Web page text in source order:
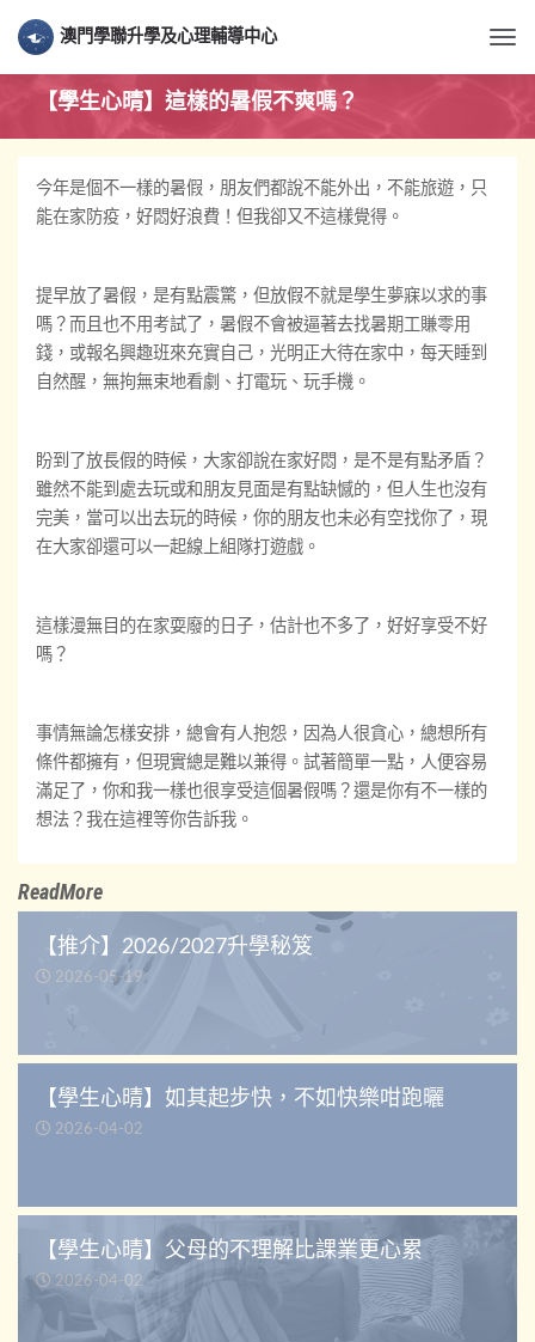
澳門學聯升學及心理輔導中心
【學生心晴】這樣的暑假不爽嗎？
今年是個不一樣的暑假，朋友們都說不能外出，不能旅遊，只
能在家防疫，好悶好浪費！但我卻又不這樣覺得。
提早放了暑假，是有點震驚，但放假不就是學生夢寐以求的事
嗎？而且也不用考試了，暑假不會被逼著去找暑期工賺零用
錢，或報名興趣班來充實自己，光明正大待在家中，每天睡到
自然醒，無拘無束地看劇、打電玩、玩手機。
盼到了放長假的時候，大家卻說在家好悶，是不是有點矛盾？
雖然不能到處去玩或和朋友見面是有點缺憾的，但人生也沒有
完美，當可以出去玩的時候，你的朋友也未必有空找你了，現
在大家卻還可以一起線上組隊打遊戲。
這樣漫無目的在家耍廢的日子，估計也不多了，好好享受不好
嗎？
事情無論怎樣安排，總會有人抱怨，因為人很貪心，總想所有
條件都擁有，但現實總是難以兼得。試著簡單一點，人便容易
滿足了，你和我一樣也很享受這個暑假嗎？還是你有不一樣的
想法？我在這裡等你告訴我。
ReadMore
【推介】2026/2027升學秘笈
2026-05-19
【學生心晴】如其起步快，不如快樂咁跑曬
2026-04-02
【學生心晴】父母的不理解比課業更心累
2026-04-02